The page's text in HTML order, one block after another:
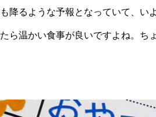
降るような予報となっていて、
ら温かい食事が良いですよね。ち